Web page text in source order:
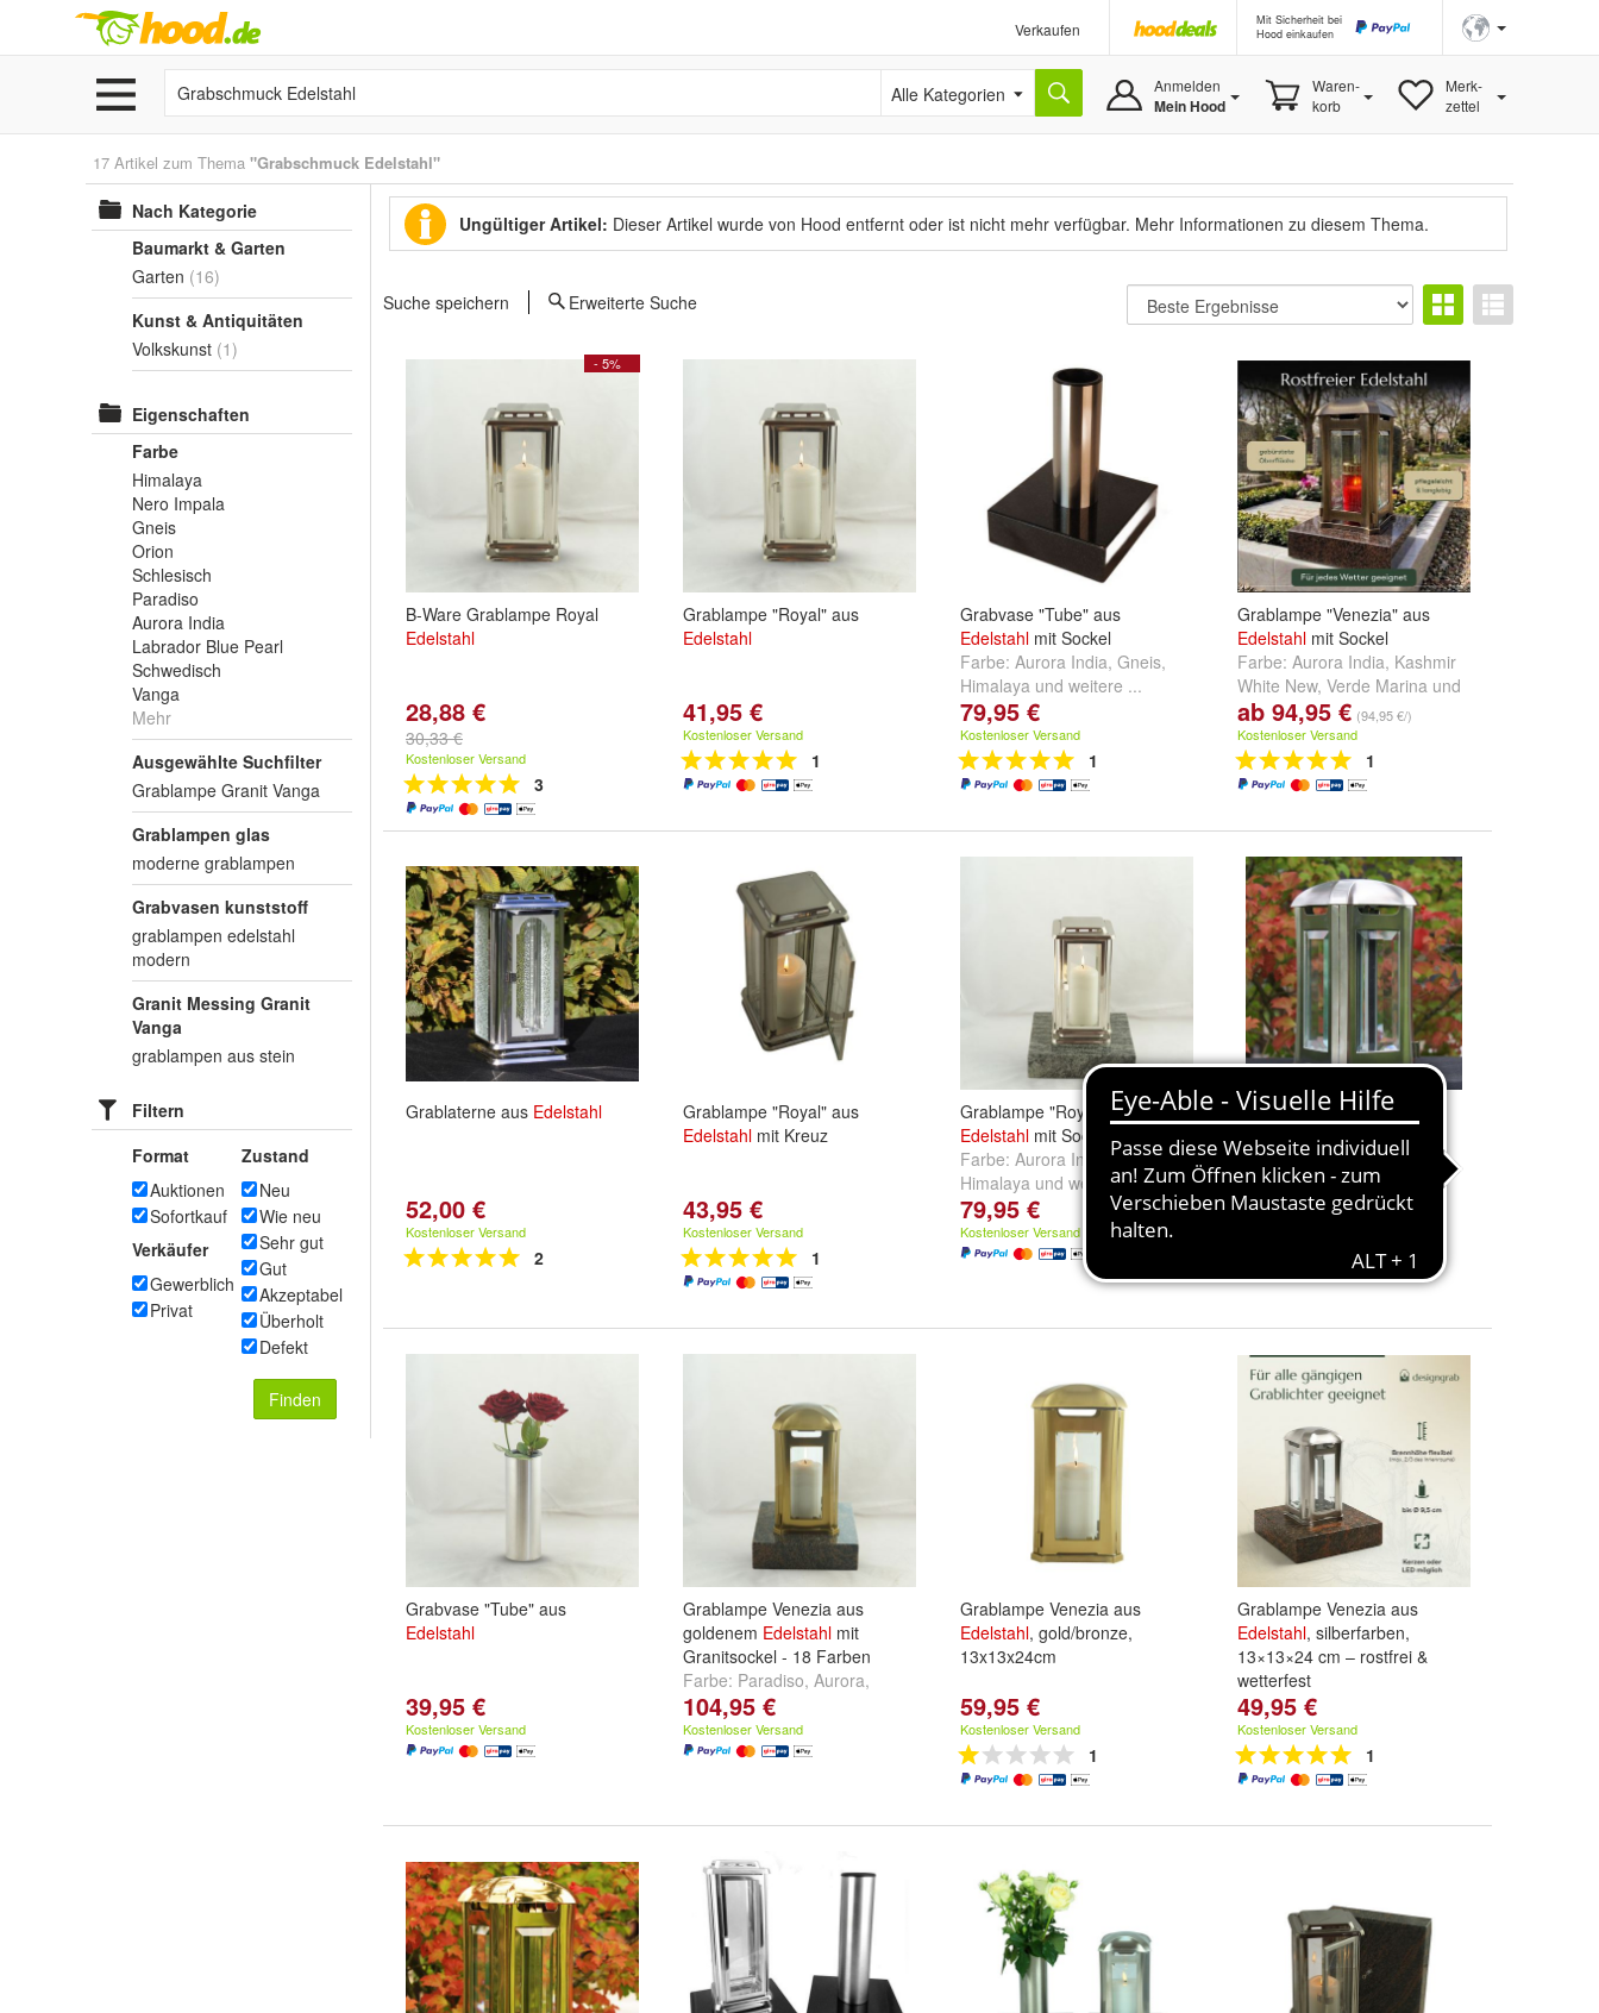
Verkaufen
Mit Sicherheit bei
Hood einkaufen
Alle Kategorien Anmelden
Mein Hood
Waren-
korb
Merk-
zettel
17 Artikel zum Thema "Grabschmuck Edelstahl"
Nach Kategorie
Baumarkt & Garten
Garten (16)
Kunst & Antiquitäten
Volkskunst (1)
Eigenschaften
Farbe
Himalaya
Nero Impala
Gneis
Orion
Schlesisch
Paradiso
Aurora India
Labrador Blue Pearl
Schwedisch
Vanga
Mehr
Ausgewählte Suchfilter
Grablampe Granit Vanga
Grablampen glas
moderne grablampen
Grabvasen kunststoff
grablampen edelstahl
modern
Granit Messing Granit
Vanga
grablampen aus stein
Filtern
Format
Auktionen
Sofortkauf
Verkäufer
Gewerblich
Privat
Zustand
Neu
Wie neu
Sehr gut
Gut
Akzeptabel
Überholt
Defekt
Finden
Ungültiger Artikel: Dieser Artikel wurde von Hood entfernt oder ist nicht mehr verfügbar. Mehr Informationen zu diesem Thema.
Suche speichern Erweiterte Suche
- 5%
B-Ware Grablampe Royal
Edelstahl
28,88 €
30,33 €
Kostenloser Versand
3
Grablampe "Royal" aus
Edelstahl
41,95 €
Kostenloser Versand
1
Grabvase "Tube" aus
Edelstahl mit Sockel
Farbe: Aurora India, Gneis,
Himalaya und weitere ...
79,95 €
Kostenloser Versand
1
Grablampe "Venezia" aus
Edelstahl mit Sockel
Farbe: Aurora India, Kashmir
White New, Verde Marina und
weitere ...
ab 94,95 € (94,95 €/)
Kostenloser Versand
1
Grablaterne aus Edelstahl
52,00 €
Kostenloser Versand
2
Grablampe "Royal" aus
Edelstahl mit Kreuz
43,95 €
Kostenloser Versand
1
Grablampe "Royal" aus
Edelstahl mit Sockel
Farbe: Aurora India , Gneis,
Himalaya und weitere ...
79,95 €
Kostenloser Versand
Grablaterne ausEdelstahl
Grablicht Grableuchte
Friedhof-laterne
74,00 €
3
Grabvase "Tube" aus
Edelstahl
39,95 €
Kostenloser Versand
Grablampe Venezia aus
goldenem Edelstahl mit
Granitsockel - 18 Farben
Farbe: Paradiso, Aurora,
Carrara Marmor
...
104,95 €
Kostenloser Versand
Grablampe Venezia aus
Edelstahl, gold/bronze,
13x13x24cm
59,95 €
Kostenloser Versand
1
Grablampe Venezia aus
Edelstahl, silberfarben,
13×13×24 cm – rostfrei &
wetterfest
49,95 €
Kostenloser Versand
1